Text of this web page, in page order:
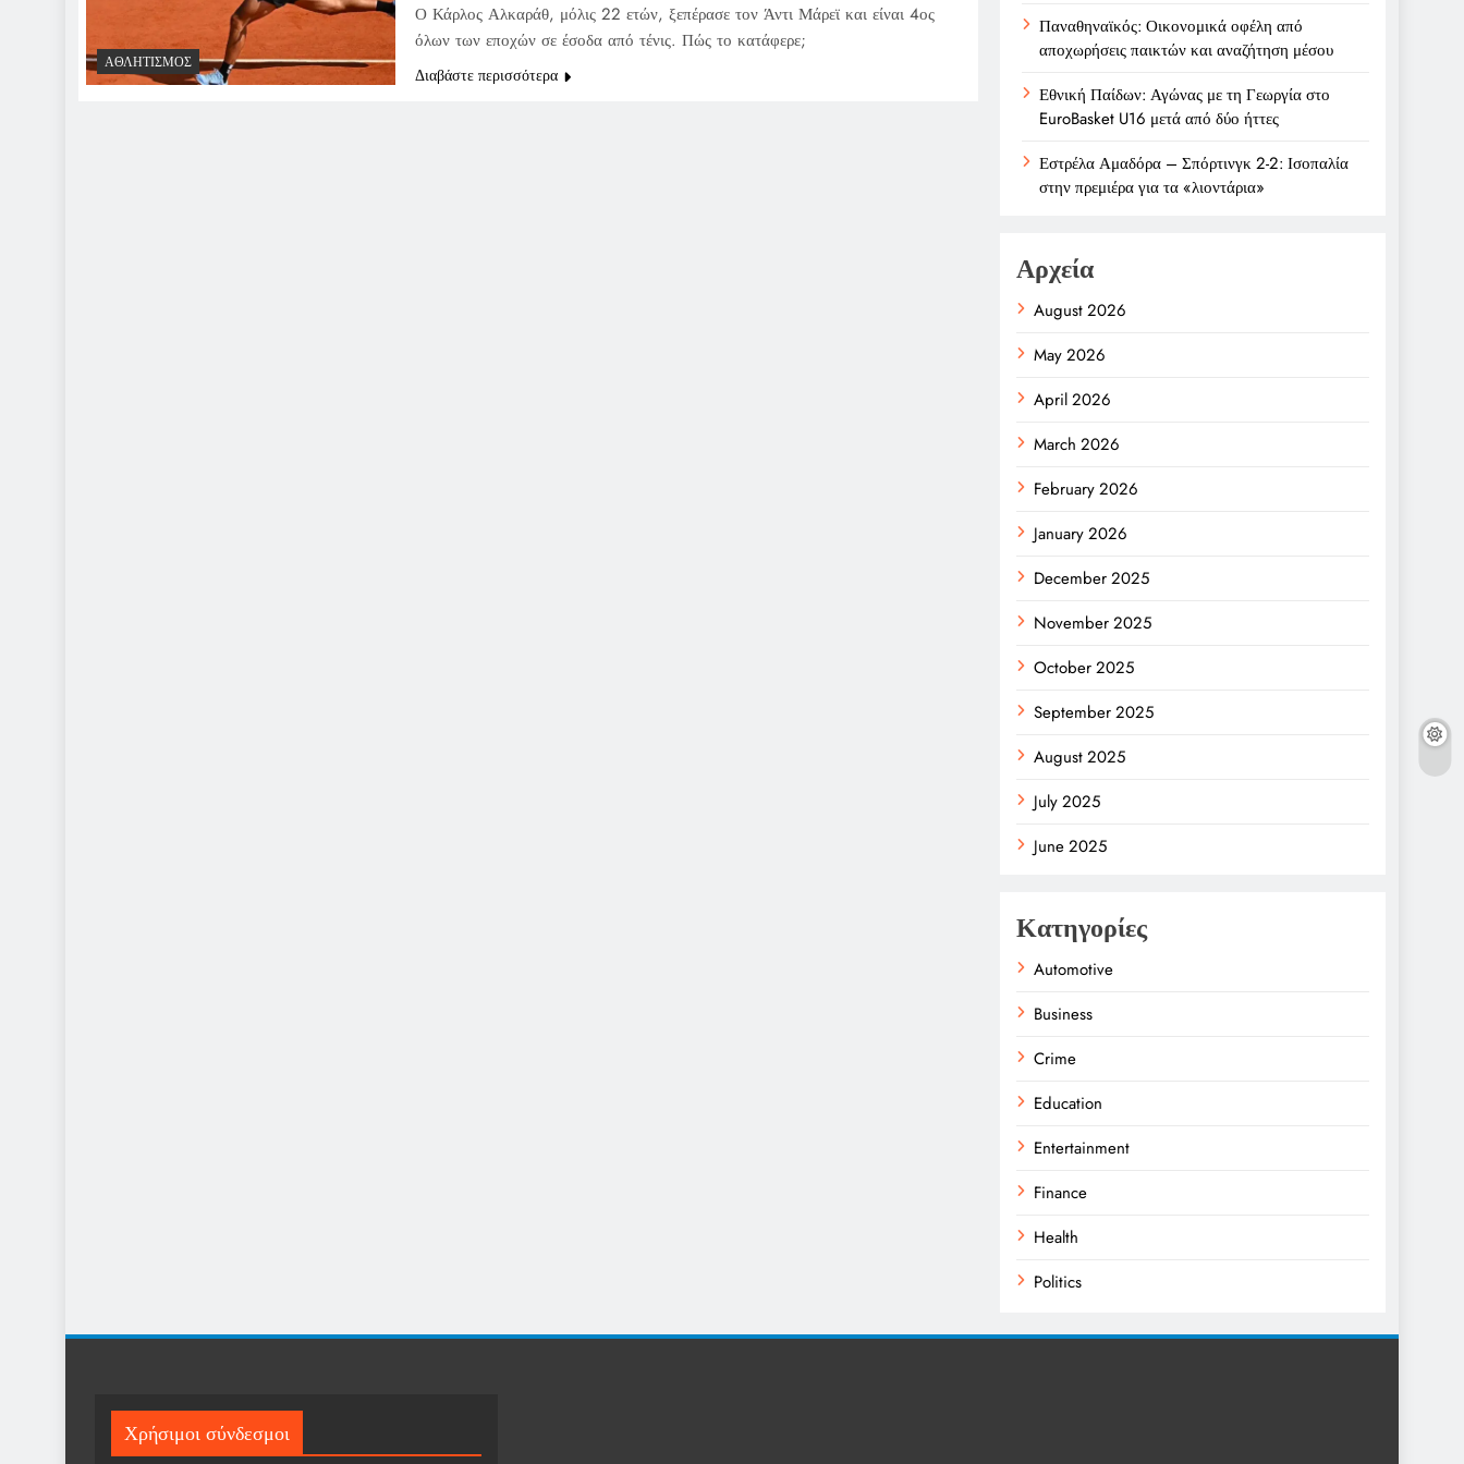
ΑΘΛΗΤΙΣΜΌΣ
Ο Κάρλος Αλκαράθ, μόλις 22 ετών, ξεπέρασε τον Άντι Μάρεϊ και είναι 4ος
όλων των εποχών σε έσοδα από τένις. Πώς το κατάφερε;
Διαβάστε περισσότερα
Παναθηναϊκός: Οικονομικά οφέλη από
αποχωρήσεις παικτών και αναζήτηση μέσου
Εθνική Παίδων: Αγώνας με τη Γεωργία στο
EuroBasket U16 μετά από δύο ήττες
Εστρέλα Αμαδόρα – Σπόρτινγκ 2-2: Ισοπαλία
στην πρεμιέρα για τα «λιοντάρια»
Αρχεία
August 2026
May 2026
April 2026
March 2026
February 2026
January 2026
December 2025
November 2025
October 2025
September 2025
August 2025
July 2025
June 2025
Κατηγορίες
Automotive
Business
Crime
Education
Entertainment
Finance
Health
Politics
Χρήσιμοι σύνδεσμοι